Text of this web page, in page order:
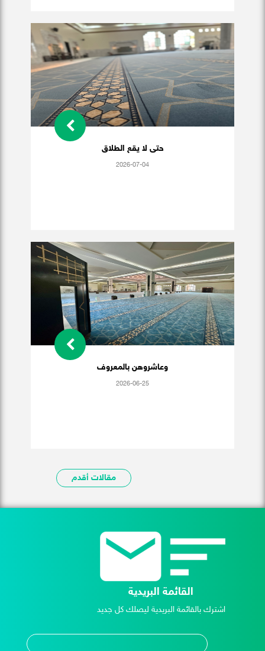
حتى لا يقع الطلاق
2026-07-04
وعاشروهن بالمعروف
2026-06-25
مقالات أقدم
القائمة البريدية
اشترك بالقائمة البريدية ليصلك كل جديد